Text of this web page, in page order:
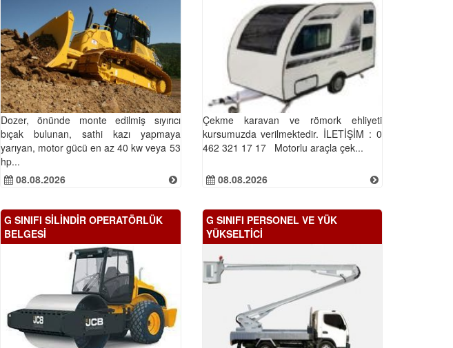
Dozer, önünde monte edilmiş sıyırıcı
bıçak bulunan, sathi kazı yapmaya
yarıyan, motor gücü en az 40 kw veya 53
hp...
08.08.2026
Çekme karavan ve römork ehliyeti
kursumuzda verilmektedir. İLETİŞİM : 0
462 321 17 17 Motorlu araçla çek...
08.08.2026
G SINIFI SİLİNDİR OPERATÖRLÜK
BELGESİ
G SINIFI PERSONEL VE YÜK
YÜKSELTİCİ